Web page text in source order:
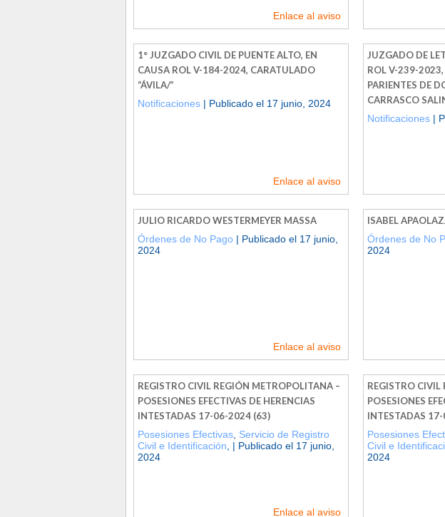
Enlace al aviso
1° JUZGADO CIVIL DE PUENTE ALTO, EN
CAUSA ROL V-184-2024, CARATULADO
“ÁVILA/”
Notificaciones | Publicado el 17 junio, 2024
Enlace al aviso
JUZGADO DE
ROL V-239-2023,
PARIENTES DE
CARRASCO
Notificaciones |
JULIO RICARDO WESTERMEYER MASSA
Órdenes de No Pago | Publicado el 17 junio,
2024
Enlace al aviso
ISABEL
Órdenes de No
2024
REGISTRO CIVIL REGIÓN METROPOLITANA –
POSESIONES EFECTIVAS DE HERENCIAS
INTESTADAS 17-06-2024 (63)
Posesiones Efectivas Servicio de Registro
Civil e Identificación , | Publicado el 17 junio,
2024
Enlace al aviso
REGISTRO CIVIL
POSESIONES
INTESTADAS
Posesiones
Civil e
2024